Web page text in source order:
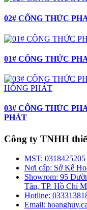
02# CÔNG THỨC
01# CÔNG THỨC
03# CÔNG THỨC
PHÁT
Công ty TNHH
MST: 0318425205
Nơi cấp: Sở Kế
Showrom: 95
Tân, TP. Hồ Chí
Hotline:
Email: